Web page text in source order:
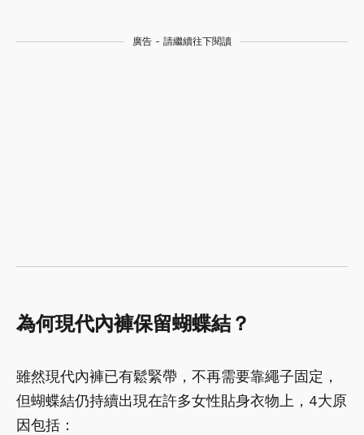
廣告 - 請繼續往下閱讀
為何現代內褲保留蝴蝶結？
雖然現代內褲已有鬆緊帶，不再需要靠繩子固定，
但蝴蝶結仍持續出現在許多女性貼身衣物上，4大原
因包括：